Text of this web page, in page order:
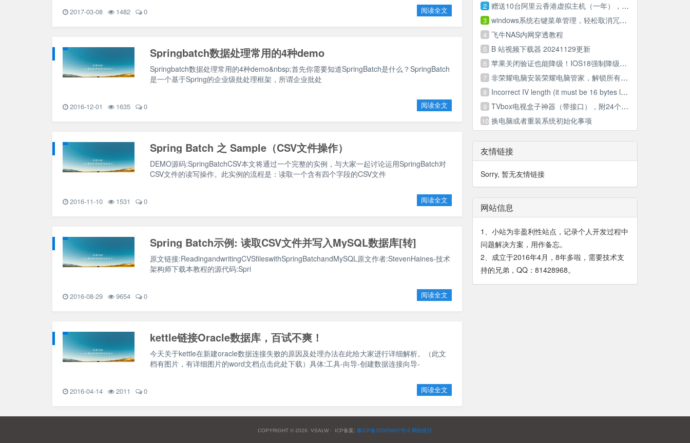
2017-03-08 1482 0 阅读全文
Springbatch数据处理常用的4种demo
Springbatch数据处理常用的4种demo&nbsp;首先你需要知道SpringBatch是什么？SpringBatch
是一个基于Spring的企业级批处理框架，所谓企业批处
2016-12-01 1635 0 阅读全文
Spring Batch 之 Sample（CSV文件操作）
DEMO源码:SpringBatchCSV本文将通过一个完整的实例，与大家一起讨论运用SpringBatch对
CSV文件的读写操作。此实例的流程是：读取一个含有四个字段的CSV文件
2016-11-10 1531 0 阅读全文
Spring Batch示例: 读取CSV文件并写入MySQL数据库[转]
原文链接:ReadingandwritingCVSfileswithSpringBatchandMySQL原文作者:StevenHaines-技术
架构师下载本教程的源代码:Spri
2016-08-29 9654 0 阅读全文
kettle链接Oracle数据库，百试不爽！
今天关于kettle在新建oracle数据连接失败的原因及处理办法在此给大家进行详细解析。（此文
档有图片，有详细图片的word文档点击此处下载）具体:工具-向导-创建数据连接向导-
2016-04-14 2011 0 阅读全文
2 赠送10台阿里云香港虚拟主机（一年），先到先得
3 windows系统右键菜单管理，轻松取消冗余菜单项
4 飞牛NAS内网穿透教程
5 B 站视频下载器 20241129更新
6 苹果关闭验证也能降级！IOS18强制降级17手把手教学
7 非荣耀电脑安装荣耀电脑管家，解锁所有功能！ 和荣耀手机无缝协同
8 Incorrect IV length (it must be 16 bytes long)
9 TVbox电视盒子神器（带接口），附24个Tvbox接口
10 换电脑或者重装系统初始化事项
友情链接
Sorry, 暂无友情链接
网站信息
1、小站为非盈利性站点，记录个人开发过程中
问题解决方案，用作备忘。
2、成立于2016年4月，8年多啦，需要技术支
持的兄弟，QQ：81428968。
COPYRIGHT © 2026. VSALW · ICP备案: 豫ICP备15005607号-3 网站统计